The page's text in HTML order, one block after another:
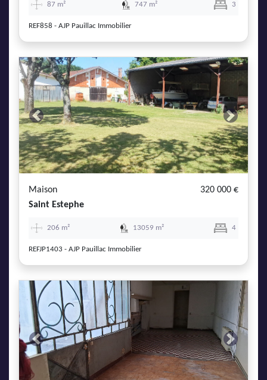
87 m² 747 m² 3
REF858 - AJP Pauillac Immobilier
Previous Next
Maison
320 000 €
Saint Estephe
206 m² 13059 m² 4
REFJP1403 - AJP Pauillac Immobilier
Previous Next